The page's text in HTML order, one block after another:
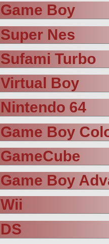
Game Boy
Super Nes
Sufami Turbo
Virtual Boy
Nintendo 64
Game Boy
GameCube
Game Boy
Wii
DS